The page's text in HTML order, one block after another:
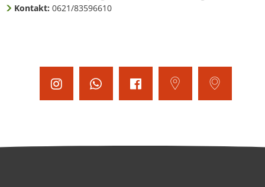
Kontakt: 0621/83596610